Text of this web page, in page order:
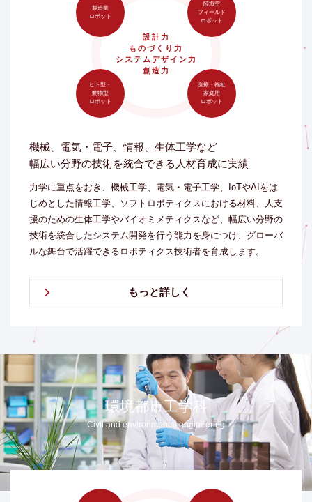
機械、電気・電子、情報、生体工学など
幅広い分野の技術を統合できる人材育成に実績
力学に重点をおき、機械工学、電気・電子工学、IoTやAIをは
じめとした情報工学、ソフトロボティクスにおける材料、人支
援のための生体工学やバイオミメティクスなど、幅広い分野の
技術を統合したシステム開発を行う能力を身につけ、グローバ
ルな舞台で活躍できるロボティクス技術者を育成します。
もっと詳しく
設計力
ものづくり力
システムデザイン力
創造力
製造業
ロボット
陸海空
フィールド
ロボット
ヒト型・
動物型
ロボット
医療・福祉
家庭用
ロボット
環境都市工学科
Civil and environmental engineering